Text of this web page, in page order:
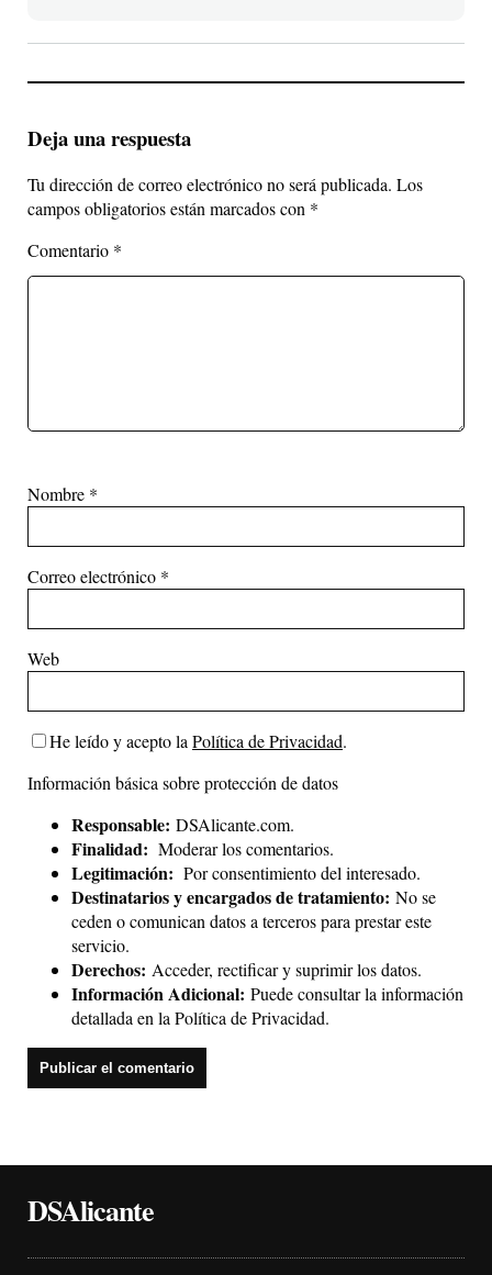
Deja una respuesta
Tu dirección de correo electrónico no será publicada. Los
campos obligatorios están marcados con *
Comentario *
Nombre *
Correo electrónico *
Web
He leído y acepto laPolítica de Privacidad.
Información básica sobre protección de datos
Responsable: DSAlicante.com.
Finalidad: Moderar los comentarios.
Legitimación: Por consentimiento del interesado.
Destinatarios y encargados de tratamiento: No se
ceden o comunican datos a terceros para prestar este
servicio.
Derechos: Acceder, rectificar y suprimir los datos.
Información Adicional: Puede consultar la información
detallada en laPolítica de Privacidad.
DSAlicante